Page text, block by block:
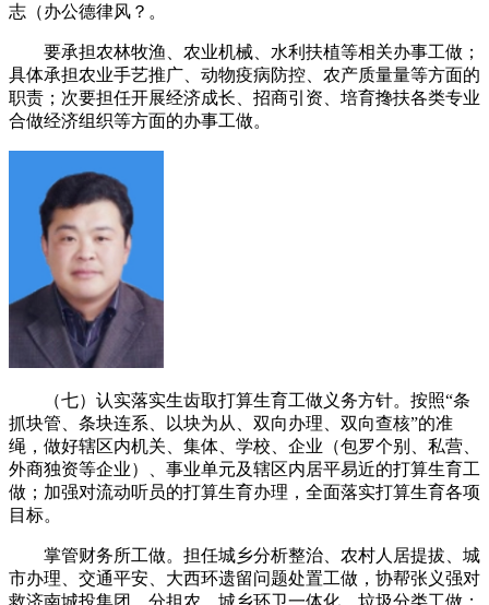
志（办公德律风？。
要承担农林牧渔、农业机械、水利扶植等相关办事工做；
具体承担农业手艺推广、动物疫病防控、农产质量量等方面的
职责；次要担任开展经济成长、招商引资、培育搀扶各类专业
合做经济组织等方面的办事工做。
（七）认实落实生齿取打算生育工做义务方针。按照“条
抓块管、条块连系、以块为从、双向办理、双向查核”的准
绳，做好辖区内机关、集体、学校、企业（包罗个别、私营、
外商独资等企业）、事业单元及辖区内居平易近的打算生育工
做；加强对流动听员的打算生育办理，全面落实打算生育各项
目标。
掌管财务所工做。担任城乡分析整治、农村人居提拔、城
市办理、交通平安、大西环遗留问题处置工做，协帮张义强对
救济南城投集团。分担农、城乡环卫一体化、垃圾分类工做；